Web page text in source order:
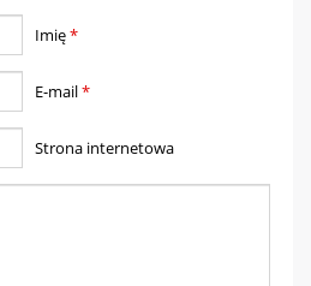
Imię*
E-mail*
Strona internetowa